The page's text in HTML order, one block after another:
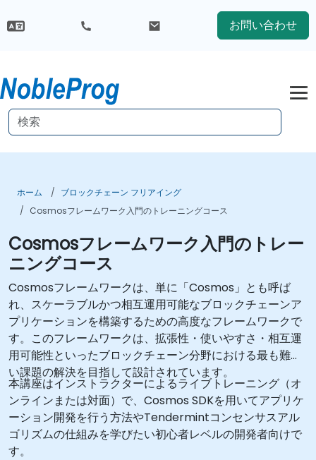
お問い合わせ
ホーム
ブロックチェーン フリアイング
Cosmosフレームワーク入門のトレーニングコース
Cosmosフレームワーク入門のトレー
ニングコース
Cosmosフレームワークは、単に「Cosmos」とも呼ば
れ、スケーラブルかつ相互運用可能なブロックチェーンア
プリケーションを構築するための高度なフレームワークで
す。このフレームワークは、拡張性・使いやすさ・相互運
用可能性といったブロックチェーン分野における最も難し
い課題の解決を目指して設計されています。
本講座はインストラクターによるライブトレーニング（オ
ンラインまたは対面）で、Cosmos SDKを用いてアプリケ
ーション開発を行う方法やTendermintコンセンサスアル
ゴリズムの仕組みを学びたい初心者レベルの開発者向けで
す。